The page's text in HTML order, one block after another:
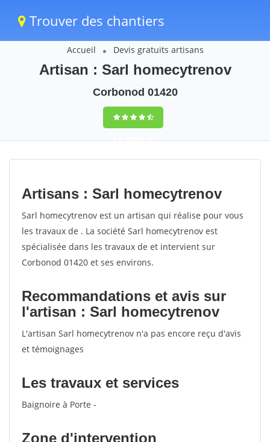
Trouver des chantiers
Accueil Devis gratuits artisans
Artisan : Sarl homecytrenov
Corbonod 01420
9,5(100%)35
votes
Artisans : Sarl homecytrenov
Sarl homecytrenov est un artisan qui réalise pour vous
les travaux de . La société Sarl homecytrenov est
spécialisée dans les travaux de et intervient sur
Corbonod 01420 et ses environs.
Recommandations et avis sur
l'artisan : Sarl homecytrenov
L'artisan Sarl homecytrenov n'a pas encore reçu d'avis
et témoignages
Les travaux et services
Baignoire à Porte -
Zone d'intervention